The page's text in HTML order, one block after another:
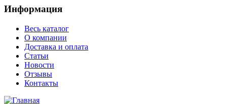
Информация
Весь каталог
О компании
Доставка и оплата
Статьи
Новости
Отзывы
Контакты